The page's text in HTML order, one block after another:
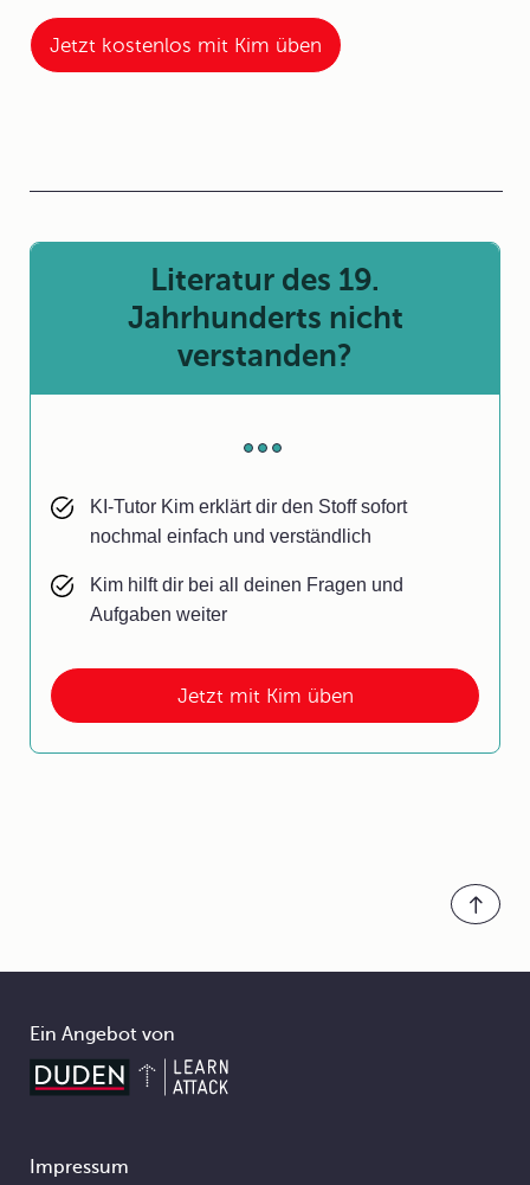
Jetzt kostenlos mit Kim üben
Jetzt mit Kim üben
Literatur des 19.
Jahrhunderts nicht
verstanden?
KI-Tutor Kim erklärt dir den Stoff sofort
nochmal einfach und verständlich
Kim hilft dir bei all deinen Fragen und
Aufgaben weiter
Ein Angebot von
Impressum